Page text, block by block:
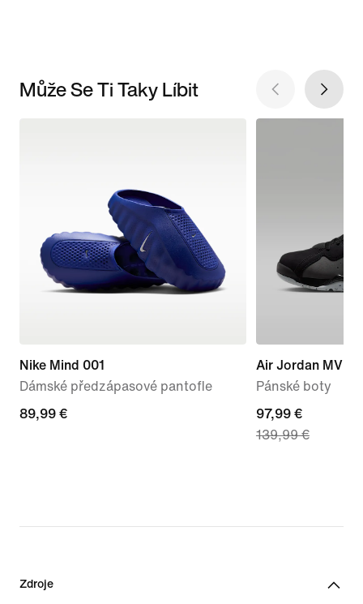
Může Se Ti Taky Líbit
Nike Mind 001
Dámské předzápasové pantofle
89,99 €
89,99 €
Air Jordan MVP
Pánské boty
current
price
139,99 €
97,99 €
139,99 €
Zdroje